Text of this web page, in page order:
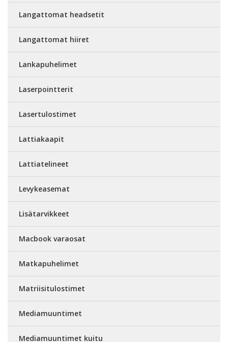
Langattomat headsetit
Langattomat hiiret
Lankapuhelimet
Laserpointterit
Lasertulostimet
Lattiakaapit
Lattiatelineet
Levykeasemat
Lisätarvikkeet
Macbook varaosat
Matkapuhelimet
Matriisitulostimet
Mediamuuntimet
Mediamuuntimet kuitu